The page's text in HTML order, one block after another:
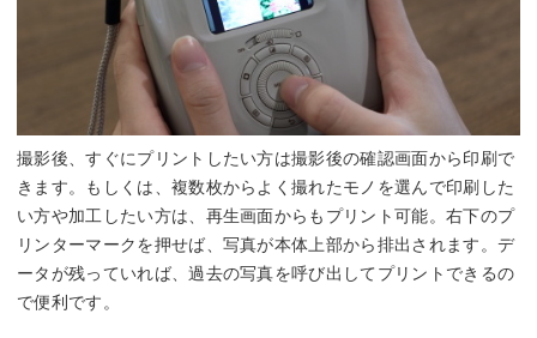
撮影後、すぐにプリントしたい方は撮影後の確認画面から印刷で
きます。もしくは、複数枚からよく撮れたモノを選んで印刷した
い方や加工したい方は、再生画面からもプリント可能。右下のプ
リンターマークを押せば、写真が本体上部から排出されます。デ
ータが残っていれば、過去の写真を呼び出してプリントできるの
で便利です。